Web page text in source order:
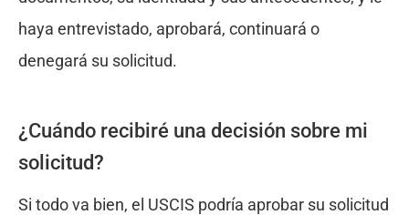
haya entrevistado, aprobará, continuará o
denegará su solicitud.
¿Cuándo recibiré una decisión sobre mi
solicitud?
Si todo va bien, el USCIS podría aprobar su solicitud